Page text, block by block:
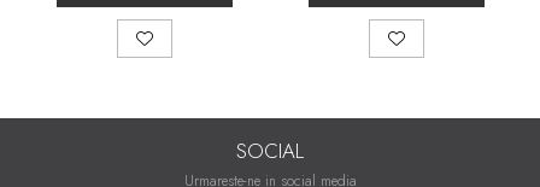
SOCIAL
Urmareste-ne in social media